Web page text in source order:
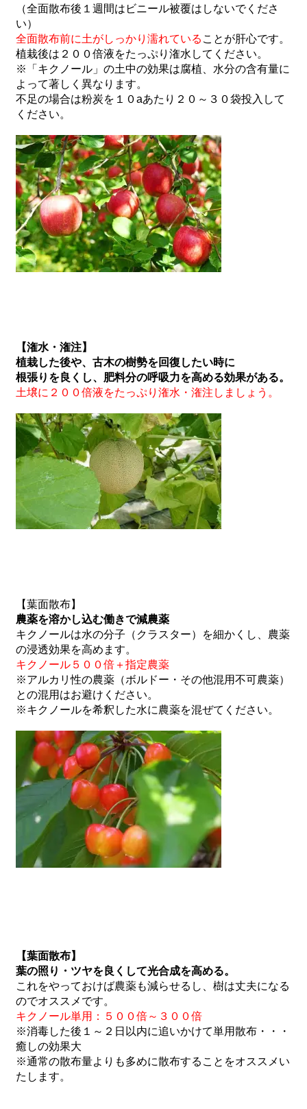
（全面散布後１週間はビニール被覆はしないでくださ
い）
全面散布前に土がしっかり濡れている ことが肝心です。
植栽後は２００倍液をたっぷり潅水してください。
※「キクノール」の土中の効果は腐植、水分の含有量に
よって著しく異なります。
不足の場合は粉炭を１０aあたり２０～３０袋投入して
ください。
【潅水・潅注】
植栽した後や、古木の樹勢を回復したい時に
根張りを良くし、肥料分の呼吸力を高める効果がある。
土壌に２００倍液をたっぷり潅水・潅注しましょう。
【葉面散布】
農薬を溶かし込む働きで減農薬
キクノールは水の分子（クラスター）を細かくし、農薬
の浸透効果を高めます。
キクノール５００倍＋指定農薬
※アルカリ性の農薬（ボルドー・その他混用不可農薬）
との混用はお避けください。
※キクノールを希釈した水に農薬を混ぜてください。
【葉面散布】
葉の照り・ツヤを良くして光合成を高める。
これをやっておけば農薬も減らせるし、樹は丈夫になる
のでオススメです。
キクノール単用：５００倍～３００倍
※消毒した後１～２日以内に追いかけて単用散布・・・
癒しの効果大
※通常の散布量よりも多めに散布することをオススメい
たします。